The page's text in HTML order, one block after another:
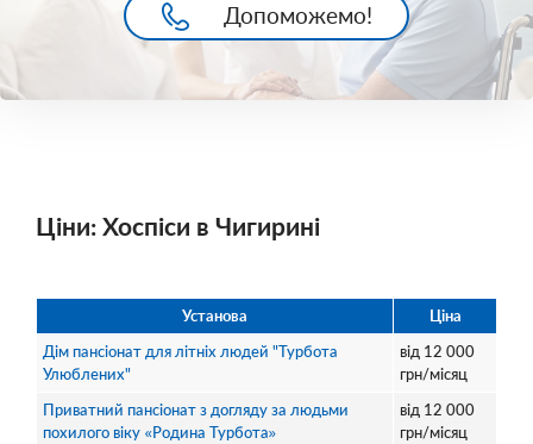
Допоможемо!
Ціни: Хоспіси в Чигирині
Установа
Ціна
Дім пансіонат для літніх людей "Турбота
Улюблених"
від 12 000
грн/місяц
Приватний пансіонат з догляду за людьми
похилого віку «Родина Турбота»
від 12 000
грн/місяц